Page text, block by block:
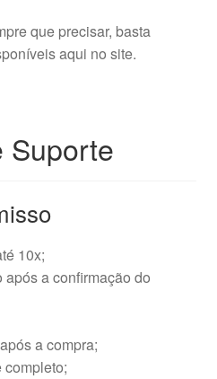
que precisar, basta
aqui no site.
Suporte
10x;
a confirmação do
a compra;